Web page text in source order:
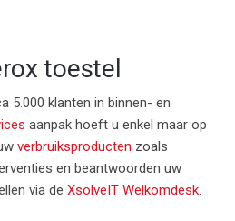
toestel
5.000 klanten in binnen- en
aanpak hoeft u enkel maar op
verbruiksproducten zoals
en beantwoorden uw
via de XsolveIT Welkomdesk.